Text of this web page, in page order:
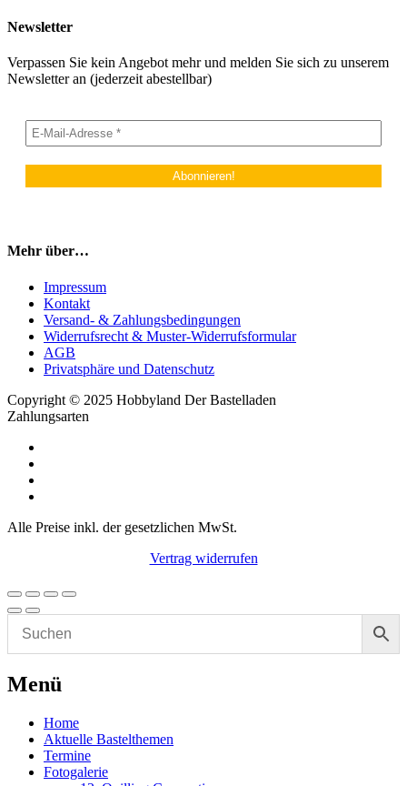
Newsletter
Verpassen Sie kein Angebot mehr und melden Sie sich zu unserem
Newsletter an (jederzeit abestellbar)
Mehr über…
Impressum
Kontakt
Versand- & Zahlungsbedingungen
Widerrufsrecht & Muster-Widerrufsformular
AGB
Privatsphäre und Datenschutz
Copyright © 2025 Hobbyland Der Bastelladen
Zahlungsarten
Alle Preise inkl. der gesetzlichen MwSt.
Vertrag widerrufen
Menü
Home
Aktuelle Bastelthemen
Termine
Fotogalerie